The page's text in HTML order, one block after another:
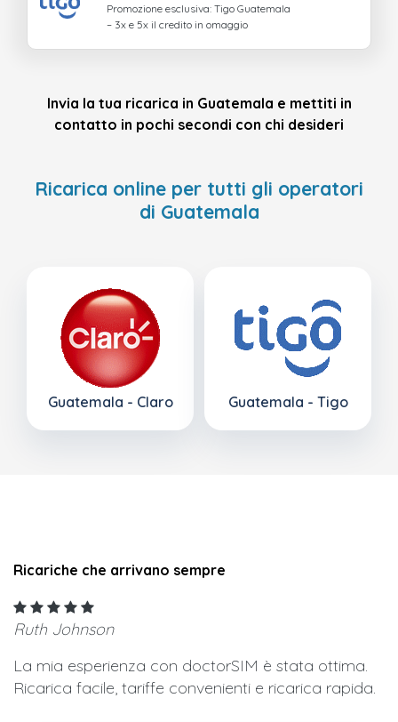
Promozione esclusiva: Tigo Guatemala
– 3x e 5x il credito in omaggio
Invia la tua ricarica in Guatemala e mettiti in
contatto in pochi secondi con chi desideri
Ricarica online per tutti gli operatori
di Guatemala
Guatemala - Claro Guatemala - Tigo
Ricariche che arrivano sempre
Ruth Johnson
La mia esperienza con doctorSIM è stata ottima.
Ricarica facile, tariffe convenienti e ricarica rapida.